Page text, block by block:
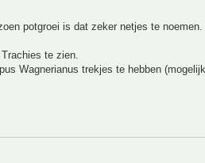
potgroei is dat zeker netjes te noemen.
te zien.
Wagnerianus trekjes te hebben